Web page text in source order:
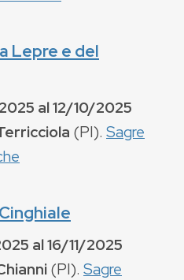
Lepre e del
al12/10/2025
(PI). Sagre
al16/11/2025
(PI). Sagre